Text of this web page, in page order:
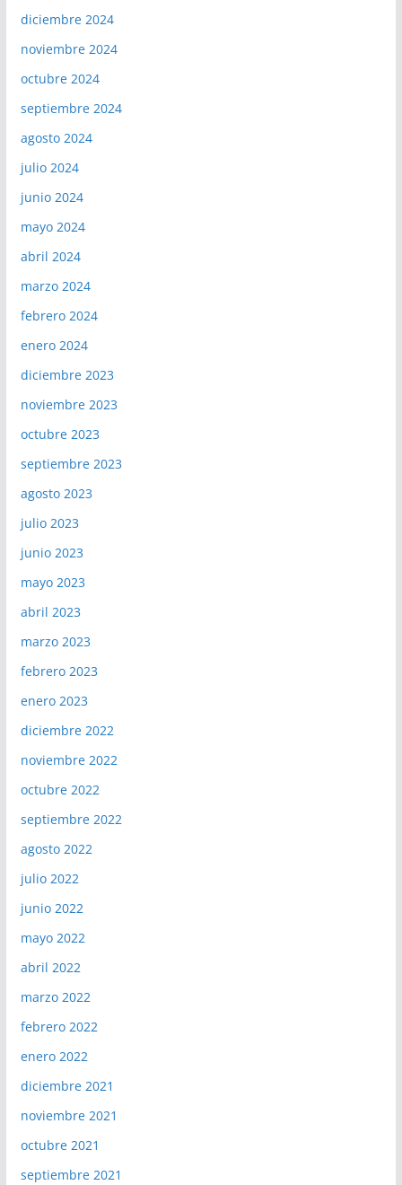
diciembre 2024
noviembre 2024
octubre 2024
septiembre 2024
agosto 2024
julio 2024
junio 2024
mayo 2024
abril 2024
marzo 2024
febrero 2024
enero 2024
diciembre 2023
noviembre 2023
octubre 2023
septiembre 2023
agosto 2023
julio 2023
junio 2023
mayo 2023
abril 2023
marzo 2023
febrero 2023
enero 2023
diciembre 2022
noviembre 2022
octubre 2022
septiembre 2022
agosto 2022
julio 2022
junio 2022
mayo 2022
abril 2022
marzo 2022
febrero 2022
enero 2022
diciembre 2021
noviembre 2021
octubre 2021
septiembre 2021